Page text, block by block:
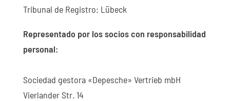
Tribunal de Registro: Lübeck
Representado por los socios con responsabilidad
personal:
Sociedad gestora «Depesche» Vertrieb mbH
Vierlander Str. 14